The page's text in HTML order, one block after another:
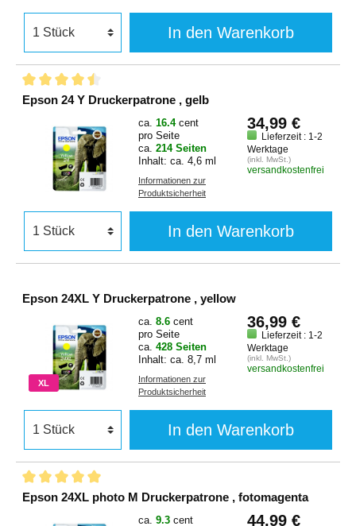
In den Warenkorb
Epson 24 Y Druckerpatrone , gelb
ca. 16.4 cent
pro Seite
ca. 214 Seiten
Inhalt: ca. 4,6 ml
Informationen zur
Produktsicherheit
34,99 €
Lieferzeit : 1-2
Werktage
(inkl. MwSt.)
versandkostenfrei
In den Warenkorb
Epson 24XL Y Druckerpatrone , yellow
XL
ca. 8.6 cent
pro Seite
ca. 428 Seiten
Inhalt: ca. 8,7 ml
Informationen zur
Produktsicherheit
36,99 €
Lieferzeit : 1-2
Werktage
(inkl. MwSt.)
versandkostenfrei
In den Warenkorb
Epson 24XL photo M Druckerpatrone , fotomagenta
ca. 9.3 cent 44,99 €